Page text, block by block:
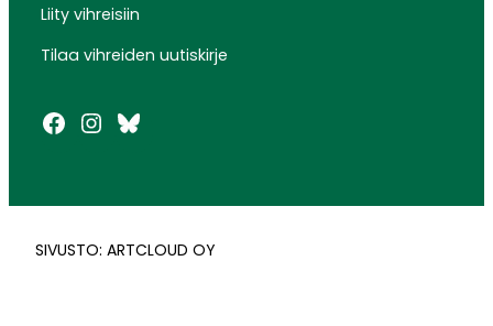
Liity vihreisiin
Tilaa vihreiden uutiskirje
Facebook
Instagram
Bluesky
SIVUSTO: ARTCLOUD OY